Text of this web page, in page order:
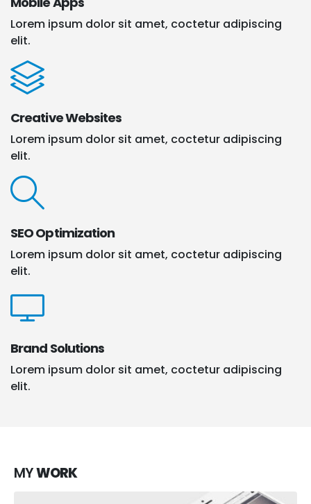
Lorem ipsum dolor sit amet, coctetur adipiscing
elit.
Creative Websites
Lorem ipsum dolor sit amet, coctetur adipiscing
elit.
SEO Optimization
Lorem ipsum dolor sit amet, coctetur adipiscing
elit.
Brand Solutions
Lorem ipsum dolor sit amet, coctetur adipiscing
elit.
MYWORK